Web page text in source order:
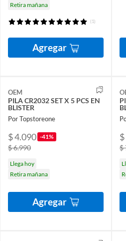
Retira mañana
(1)
Agregar
OEM
PILA CR2032 SET X 5 PCS EN
BLISTER
Por Topstoreone
$ 4.090 -41%
$ 6.990
Llega hoy
Retira mañana
Agregar
$